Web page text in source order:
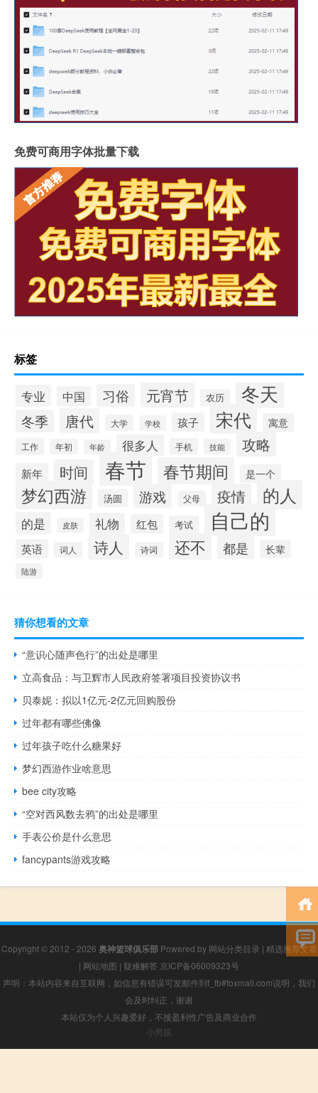
免费可商用字体批量下载
标签
专业 中国 习俗 元宵节 农历 冬天
冬季 唐代 大学 学校 孩子 宋代 寓意
工作 年初 年龄 很多人 手机 技能 攻略
新年 时间 春节 春节期间 是一个
梦幻西游 汤圆 游戏 父母 疫情 的人
的是 皮肤 礼物 红包 考试 自己的
英语 词人 诗人 诗词 还不 都是 长辈
陆游
猜你想看的文章
“意识心随声色行”的出处是哪里
立高食品：与卫辉市人民政府签署项目投资协议书
贝泰妮：拟以1亿元-2亿元回购股份
过年都有哪些佛像
过年孩子吃什么糖果好
梦幻西游作业啥意思
bee city攻略
“空对西风数去鸦”的出处是哪里
手表公价是什么意思
fancypants游戏攻略
Copyright © 2012 - 2026 奥神篮球俱乐部Powered by 网站分类目录 | 精选推荐文章
| 网站地图 | 疑难解答 京ICP备06009323号
声明：本站内容来自互联网，如信息有错误可发邮件到f_fb#foxmail.com说明，我们
会及时纠正，谢谢
本站仅为个人兴趣爱好，不接盈利性广告及商业合作
小男孩